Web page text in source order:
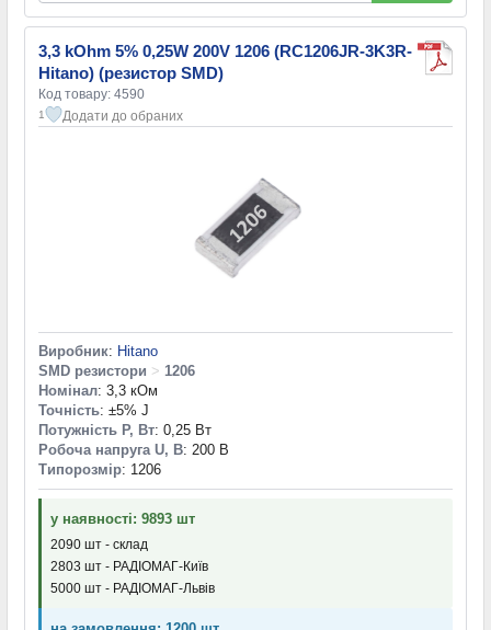
3,3 kOhm 5% 0,25W 200V 1206 (RC1206JR-3K3R-
Hitano) (резистор SMD)
Код товару: 4590
1 Додати до обраних
Виробник: Hitano
SMD резистори > 1206
Номінал: 3,3 кОм
Точність: ±5% J
Потужність P, Вт: 0,25 Вт
Робоча напруга U, В: 200 В
Типорозмір: 1206
у наявності: 9893 шт
2090 шт - склад
2803 шт - РАДІОМАГ-Київ
5000 шт - РАДІОМАГ-Львів